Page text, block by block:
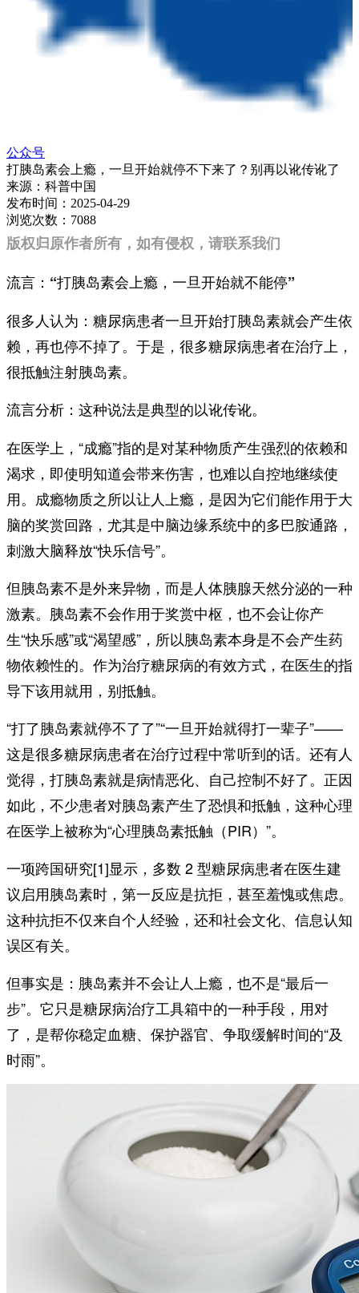
公众号
打胰岛素会上瘾，一旦开始就停不下来了？别再以讹传讹了
来源： 科普中国
发布时间： 2025-04-29
浏览次数： 7088
版权归原作者所有，如有侵权，请联系我们
流言：“打胰岛素会上瘾，一旦开始就不能停”
很多人认为：糖尿病患者一旦开始打胰岛素就会产生依
赖，再也停不掉了。于是，很多糖尿病患者在治疗上，
很抵触注射胰岛素。
流言分析：这种说法是典型的以讹传讹。
在医学上，“成瘾”指的是对某种物质产生强烈的依赖和
渴求，即使明知道会带来伤害，也难以自控地继续使
用。成瘾物质之所以让人上瘾，是因为它们能作用于大
脑的奖赏回路，尤其是中脑边缘系统中的多巴胺通路，
刺激大脑释放“快乐信号”。
但胰岛素不是外来异物，而是人体胰腺天然分泌的一种
激素。胰岛素不会作用于奖赏中枢，也不会让你产
生“快乐感”或“渴望感”，所以胰岛素本身是不会产生药
物依赖性的。作为治疗糖尿病的有效方式，在医生的指
导下该用就用，别抵触。
“打了胰岛素就停不了了”“一旦开始就得打一辈子”——
这是很多糖尿病患者在治疗过程中常听到的话。还有人
觉得，打胰岛素就是病情恶化、自己控制不好了。正因
如此，不少患者对胰岛素产生了恐惧和抵触，这种心理
在医学上被称为“心理胰岛素抵触（PIR）”。
一项跨国研究[1]显示，多数 2 型糖尿病患者在医生建
议启用胰岛素时，第一反应是抗拒，甚至羞愧或焦虑。
这种抗拒不仅来自个人经验，还和社会文化、信息认知
误区有关。
但事实是：胰岛素并不会让人上瘾，也不是“最后一
步”。它只是糖尿病治疗工具箱中的一种手段，用对
了，是帮你稳定血糖、保护器官、争取缓解时间的“及
时雨”。